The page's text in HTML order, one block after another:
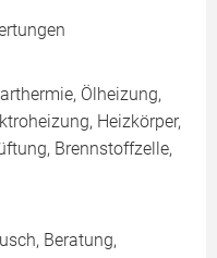
Ölheizung,
Heizkörper,
Brennstoffzelle,
Beratung,